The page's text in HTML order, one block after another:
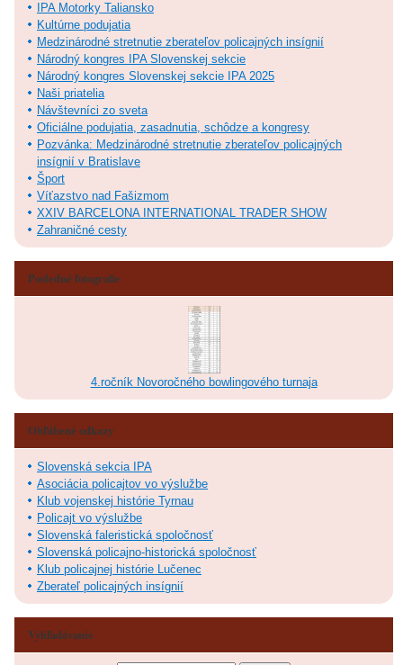
IPA Motorky Taliansko
Kultúrne podujatia
Medzinárodné stretnutie zberateľov policajných insígnií
Národný kongres IPA Slovenskej sekcie
Národný kongres Slovenskej sekcie IPA 2025
Naši priatelia
Návštevníci zo sveta
Oficiálne podujatia, zasadnutia, schôdze a kongresy
Pozvánka: Medzinárodné stretnutie zberateľov policajných
insígnií v Bratislave
Šport
Víťazstvo nad Fašizmom
XXIV BARCELONA INTERNATIONAL TRADER SHOW
Zahraničné cesty
Posledné fotografie
4.ročník Novoročného bowlingového turnaja
Obľúbené odkazy
Slovenská sekcia IPA
Asociácia policajtov vo výslužbe
Klub vojenskej histórie Tyrnau
Policajt vo výslužbe
Slovenská faleristická spoločnosť
Slovenská policajno-historická spoločnosť
Klub policajnej histórie Lučenec
Zberateľ policajných insígnií
Vyhľadávanie